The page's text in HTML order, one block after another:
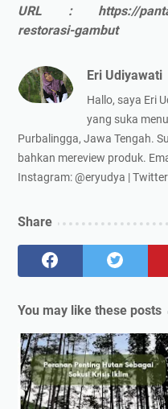
URL : https://
restorasi-gambut
Eri Udiyawati
Hallo, saya Eri
yang suka
Purbalingga, Jawa Tengah.
bahkan mereview produk.
Instagram: @eryudya |
Share
You may like these posts